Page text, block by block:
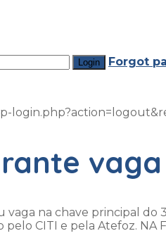
Forgot
vaga na chave principal do
pelo CITI e pela Atefoz.